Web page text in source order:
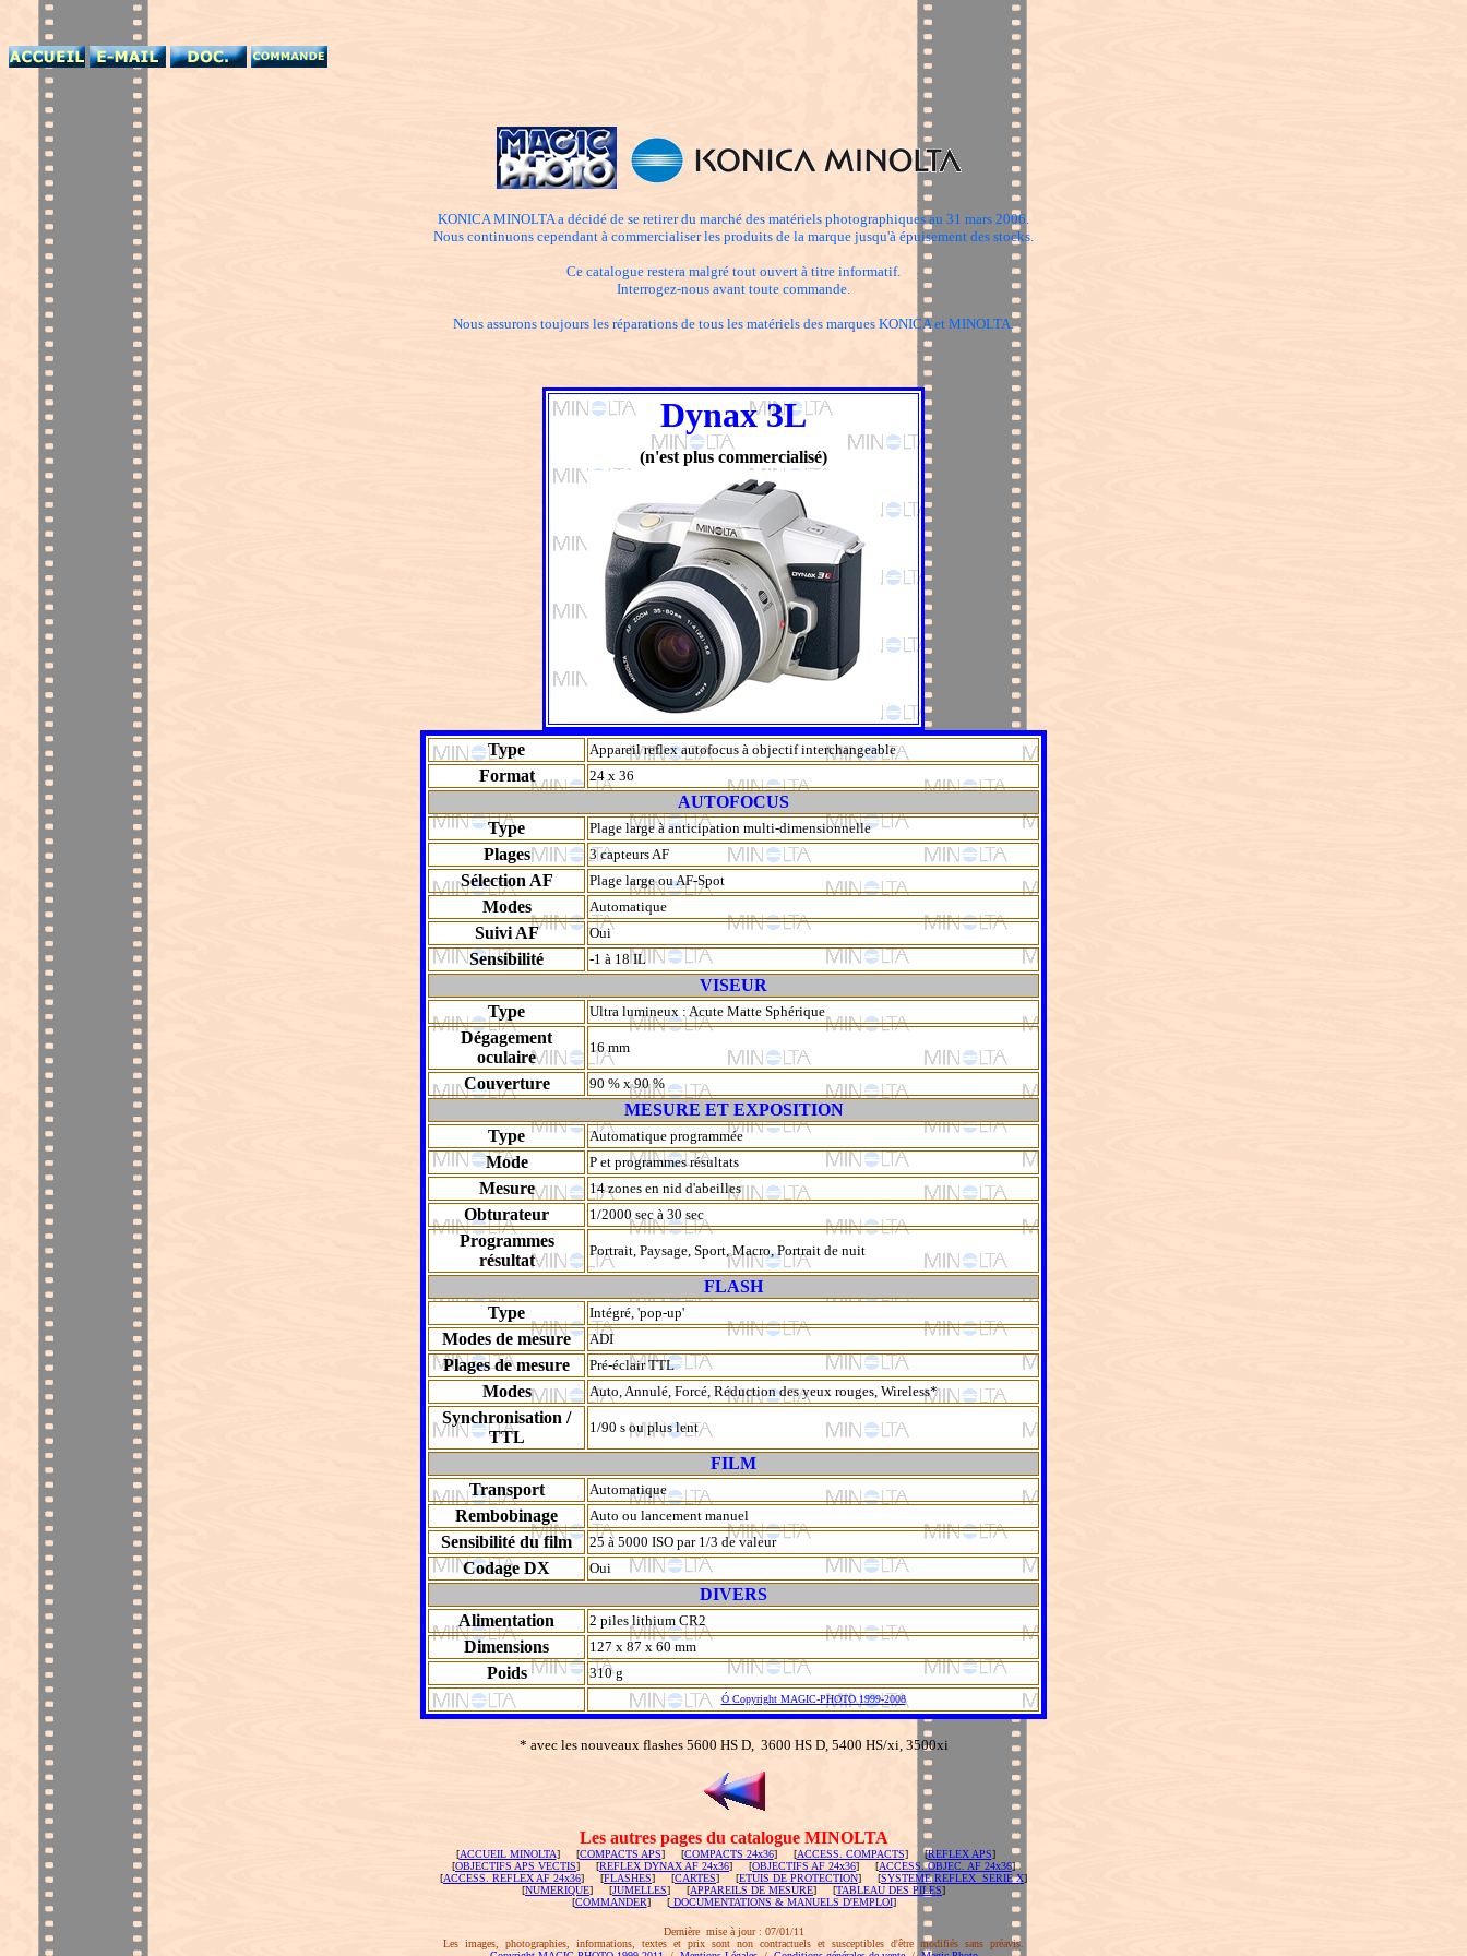
KONICA MINOLTA a décidé de se retirer du marché des matériels photographiques au 31 mars 2006.
Nous continuons cependant à commercialiser les produits de la marque jusqu'à épuisement des stocks.
Ce catalogue restera malgré tout ouvert à titre informatif.
Interrogez-nous avant toute commande.
Nous assurons toujours les réparations de tous les matériels des marques KONICA et MINOLTA.
Dynax 3L
(n'est plus commercialisé)
Type Appareil reflex autofocus à objectif interchangeable
Format 24 x 36
AUTOFOCUS
Type
Plage large à anticipation multi-dimensionnelle
Plages 3 capteurs AF
Sélection AF Plage large ou AF-Spot
Modes Automatique
Suivi AF Oui
Sensibilité -1 à 18 IL
VISEUR
Type
Ultra lumineux : Acute Matte Sphérique
Dégagement
oculaire
16 mm
Couverture 90 % x 90 %
MESURE ET EXPOSITION
Type
Automatique programmée
Mode P et programmes résultats
Mesure 14 zones en nid d'abeilles
Obturateur 1/2000 sec à 30 sec
Programmes
résultat
Portrait, Paysage, Sport, Macro, Portrait de nuit
FLASH
Type
Intégré, 'pop-up'
Modes de mesure ADI
Plages de mesure Pré-éclair TTL
Modes Auto, Annulé, Forcé, Réduction des yeux rouges, Wireless*
Synchronisation /
TTL
1/90 s ou plus lent
FILM
Transport
Automatique
Rembobinage Auto ou lancement manuel
Sensibilité du film 25 à 5000 ISO par 1/3 de valeur
Codage DX Oui
DIVERS
Alimentation
2 piles lithium CR2
Dimensions 127 x 87 x 60 mm
Poids 310 g
Ó Copyright MAGIC-PHOTO 1999-2008
* avec les nouveaux flashes 5600 HS D, 3600 HS D, 5400 HS/xi, 3500xi
Les autres pages du catalogue MINOLTA
[ACCUEIL MINOLTA] [COMPACTS APS] [COMPACTS 24x36] [ACCESS. COMPACTS] [REFLEX APS]
[OBJECTIFS APS VECTIS] [REFLEX DYNAX AF 24x36] [OBJECTIFS AF 24x36] [ACCESS. OBJEC. AF 24x36]
[ACCESS. REFLEX AF 24x36] [FLASHES] [CARTES] [ETUIS DE PROTECTION] [SYSTEME REFLEX SERIE X]
[NUMERIQUE] [JUMELLES] [APPAREILS DE MESURE] [TABLEAU DES PILES]
[COMMANDER] [DOCUMENTATIONS & MANUELS D'EMPLOI]
Dernière mise à jour : 07/01/11
Les images, photographies, informations, textes et prix sont non contractuels et susceptibles d'être modifiés sans préavis.